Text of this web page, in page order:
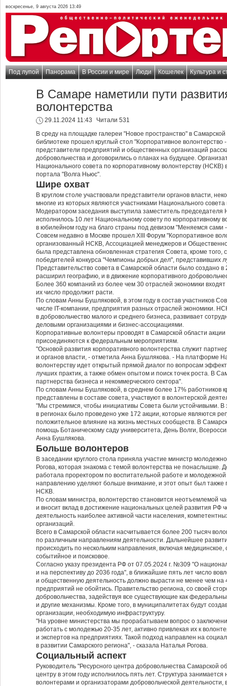
воскресенье, 9 августа 2026 13:49
Под лупой Панорама В России и мире Люди Кошелек Культура и
В Самаре наметили пути
волонтерства
29.11.2024 11:43
Читали 531
В среду на площадке галереи "Новое пространство" в
библиотеке прошел круглый стол "Корпоративное волонтерство
представители предприятий и общественных организаций
добровольчества и договорились о планах на будущее.
Национального совета по корпоративному волонтерству
портала "Волга Ньюс".
Шире охват
В круглом столе участвовали представители органов власти,
многие из которых являются участниками Национального
Модератором заседания выступила заместитель
исполнилось 10 лет Национальному совету по корпоративному
в юбилейном году на благо страны под девизом "Меняемся сами
Совсем недавно в Москве прошел XIII Форум "Корпоративное
организованный НСКВ, Ассоциацией менеджеров и
была представлена обновленная стратегия Совета, кроме того,
победителей конкурса "Чемпионы добрых дел", представивших
Представительство совета в Самарской области было создано
расширил географию, и в движение корпоративного
Более 360 компаний из более чем 30 отраслей экономики
их число продолжит расти.
По словам Анны Бушляковой, в этом году в состав участников
числе IT-компании, предприятия разных отраслей экономики.
в добровольчество малого и среднего бизнеса, развивает
деловыми организациями и бизнес-ассоциациями.
Корпоративные волонтеры проводят в Самарской области акции
присоединяются к федеральным мероприятиям.
"Основой развития корпоративного волонтерства служит
и органов власти, - отметила Анна Бушлякова. - На платформе
волонтерству идет открытый прямой диалог по вопросам
лучших практик, а также обмен опытом и поиск точек роста. В
партнерства бизнеса и некоммерческого сектора".
По словам Анны Бушляковой, в среднем более 17% работников
представлены в составе совета, участвуют в волонтерской
"Мы стремимся, чтобы инициативы Совета были устойчивыми. В
в регионах было проведено уже 172 акции, которые являются
положительное влияние на жизнь местных сообществ. В
помощь Ботаническому саду университета, День Волги,
Анна Бушлякова.
Больше волонтеров
В заседании круглого стола приняла участие министр
Рогова, которая знакома с темой волонтерства не понаслышке.
работала проректором по воспитательной работе и
направлению уделяют больше внимание, и этот опыт был также
НСКВ.
По словам министра, волонтерство становится неотъемлемой
и вносит вклад в достижение национальных целей развития РФ
деятельность наиболее активной части населения,
организаций.
Всего в Самарской области насчитывается более 200 тысяч
по различным направлениям деятельности. Дальнейшее
происходить по нескольким направления, включая медицинское,
событийное и поисковое.
Согласно указу президента РФ от 07.05.2024 г. №309 "О
и на перспективу до 2036 года", в ближайшие пять лет число
и общественную деятельность должно вырасти не менее чем на
предприятий не обойтись. Правительство региона, со своей
добровольчества, задействуя все существующие как
и другие механизмы. Кроме того, в муниципалитетах будут
организации, необходимую инфраструктуру.
"На уровне министерства мы прорабатываем вопрос о
работать с молодежью 20-35 лет, активно привлекая их к
и экспертов на предприятиях. Такой подход направлен на
в развитии Самарского региона", - сказала Наталья Рогова.
Социальный аспект
Руководитель "Ресурсного центра добровольчества Самарской
центру в этом году исполнилось пять лет. Структура
волонтерами и организаторами добровольческой